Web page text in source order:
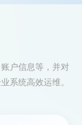
户信息等，并对
系统高效运维。